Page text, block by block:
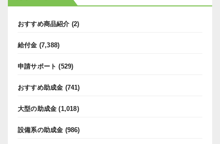
おすすめ商品紹介 (2)
給付金 (7,388)
申請サポート (529)
おすすめ助成金 (741)
大型の助成金 (1,018)
設備系の助成金 (986)